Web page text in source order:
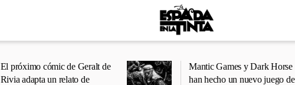
El próximo cómic de Geralt de
Rivia adapta un relato de
Mantic Games y Dark Horse
han hecho un nuevo juego